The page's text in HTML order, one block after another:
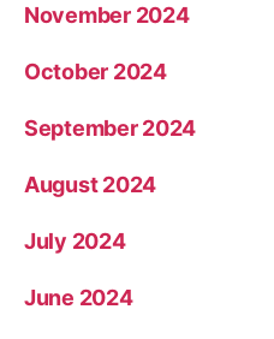
November 2024
October 2024
September 2024
August 2024
July 2024
June 2024